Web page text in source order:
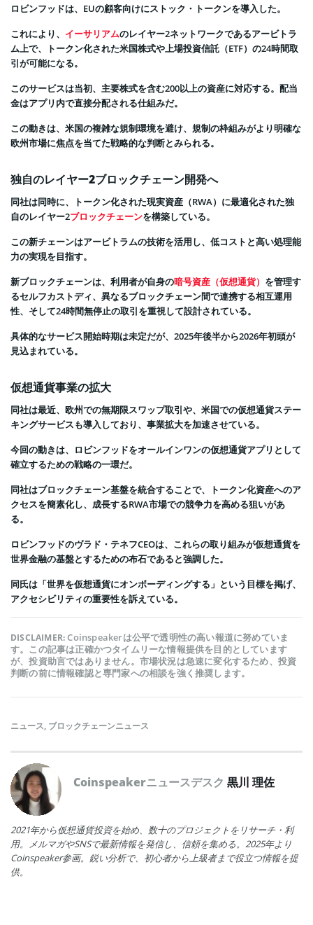
ロビンフッドは、EUの顧客向けにストック・トークンを導入した。
これにより、 イーサリアムのレイヤー2ネットワークであるアービトラ
ム上で、トークン化された米国株式や上場投資信託（ETF）の24時間取
引が可能になる。
このサービスは当初、主要株式を含む200以上の資産に対応する。配当
金はアプリ内で直接分配される仕組みだ。
この動きは、米国の複雑な規制環境を避け、規制の枠組みがより明確な
欧州市場に焦点を当てた戦略的な判断とみられる。
独自のレイヤー2ブロックチェーン開発へ
同社は同時に、トークン化された現実資産（RWA）に最適化された独
自のレイヤー2ブロックチェーンを構築している。
この新チェーンはアービトラムの技術を活用し、低コストと高い処理能
力の実現を目指す。
新ブロックチェーンは、利用者が自身の暗号資産（仮想通貨） を管理す
るセルフカストディ、異なるブロックチェーン間で連携する相互運用
性、そして24時間無停止の取引を重視して設計されている。
具体的なサービス開始時期は未定だが、2025年後半から2026年初頭が
見込まれている。
仮想通貨事業の拡大
同社は最近、欧州での無期限スワップ取引や、米国での仮想通貨ステー
キングサービスも導入しており、事業拡大を加速させている。
今回の動きは、ロビンフッドをオールインワンの仮想通貨アプリとして
確立するための戦略の一環だ。
同社はブロックチェーン基盤を統合することで、トークン化資産へのア
クセスを簡素化し、成長するRWA市場での競争力を高める狙いがあ
る。
ロビンフッドのヴラド・テネフCEOは、これらの取り組みが仮想通貨を
世界金融の基盤とするための布石であると強調した。
同氏は「世界を仮想通貨にオンボーディングする」という目標を掲げ、
アクセシビリティの重要性を訴えている。
DISCLAIMER:Coinspeakerは公平で透明性の高い報道に努めていま
す。この記事は正確かつタイムリーな情報提供を目的としています
が、投資助言ではありません。市場状況は急速に変化するため、投資
判断の前に情報確認と専門家への相談を強く推奨します。
ニュース, ブロックチェーンニュース
Coinspeakerニュースデスク 黒川 理佐
2021年から仮想通貨投資を始め、数十のプロジェクトをリサーチ・利
用。メルマガやSNSで最新情報を発信し、信頼を集める。2025年より
Coinspeaker参画。鋭い分析で、初心者から上級者まで役立つ情報を提
供。